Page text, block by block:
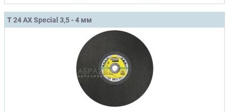
T 24 AX Special 3,5 - 4 мм